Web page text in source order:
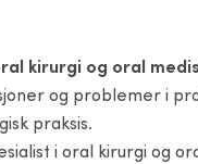
kirurgi og oral
og problemer i
praksis.
i oral kirurgi og